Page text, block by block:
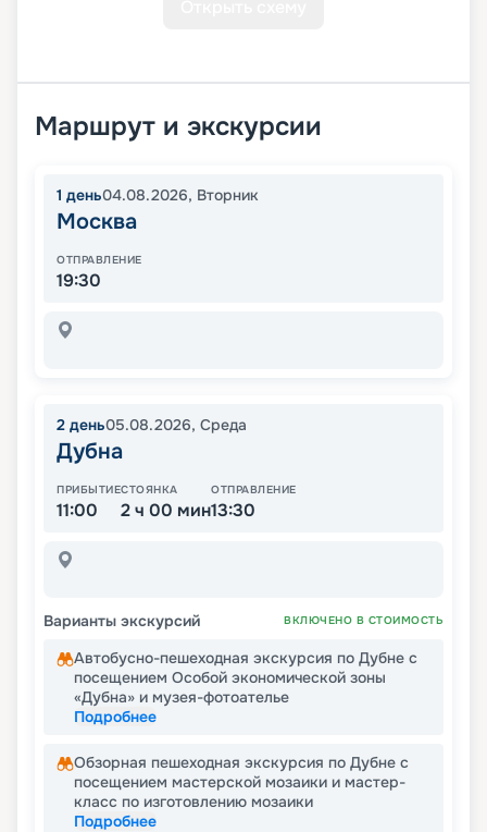
Маршрут и экскурсии
1 день04.08.2026, Вторник
Москва
ОТПРАВЛЕНИЕ
19:30
2 день05.08.2026, Среда
Дубна
ПРИБЫТИЕ
11:00
СТОЯНКА
2 ч 00 мин
ОТПРАВЛЕНИЕ
13:30
Варианты экскурсий ВКЛЮЧЕНО В СТОИМОСТЬ
Автобусно-пешеходная экскурсия по Дубне с
посещением Особой экономической зоны
«Дубна» и музея-фотоателье
Подробнее
Обзорная пешеходная экскурсия по Дубне с
посещением мастерской мозаики и мастер-
класс по изготовлению мозаики
Подробнее